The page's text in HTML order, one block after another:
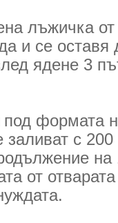
лъжичка
и се оставя
ядене 3
под формата
заливат с
от